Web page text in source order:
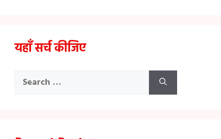
यहाँ सर्च कीजिए
Search